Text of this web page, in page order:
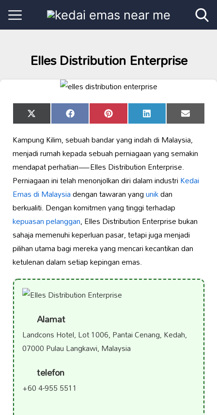
Elles Distribution Enterprise
Share
on
X
(Twitter)
Share
on
Facebook Share
on
Pinterest Share
on
LinkedIn Share
on
Email
Kampung Kilim, sebuah bandar yang indah di Malaysia,
menjadi rumah kepada sebuah perniagaan yang semakin
mendapat perhatian—Elles Distribution Enterprise.
Perniagaan ini telah menonjolkan diri dalam industriKedai
Emas di Malaysiadengan tawaran yangunikdan
berkualiti. Dengan komitmen yang tinggi terhadap
kepuasan pelanggan, Elles Distribution Enterprise bukan
sahaja memenuhi keperluan pasar, tetapi juga menjadi
pilihan utama bagi mereka yang mencari kecantikan dan
ketulenan dalam setiap kepingan emas.
Alamat
Landcons Hotel, Lot 1006, Pantai Cenang, Kedah,
07000 Pulau Langkawi, Malaysia
telefon
+60 4-955 5511